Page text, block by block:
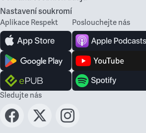
Nastavení soukromí
Aplikace Respekt Poslouchejte nás
Sledujte nás